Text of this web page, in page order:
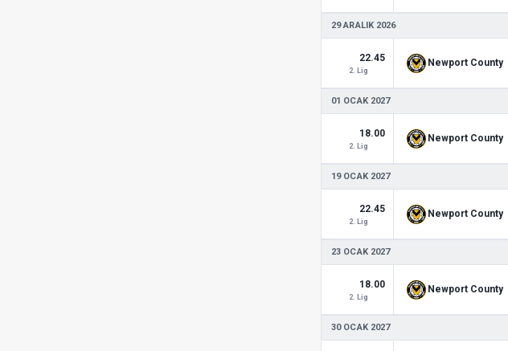
29 ARALIK 2026
22.45
2. Lig
Newport County
01 OCAK 2027
18.00
2. Lig
Newport County
19 OCAK 2027
22.45
2. Lig
Newport County
23 OCAK 2027
18.00
2. Lig
Newport County
30 OCAK 2027